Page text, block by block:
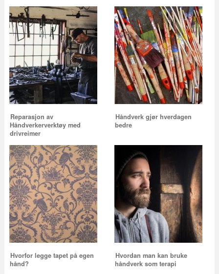
Reparasjon av
Håndverkerverktøy med
drivreimer
Håndverk gjør hverdagen
bedre
Hvorfor legge tapet på egen
hånd?
Hvordan man kan bruke
håndverk som terapi